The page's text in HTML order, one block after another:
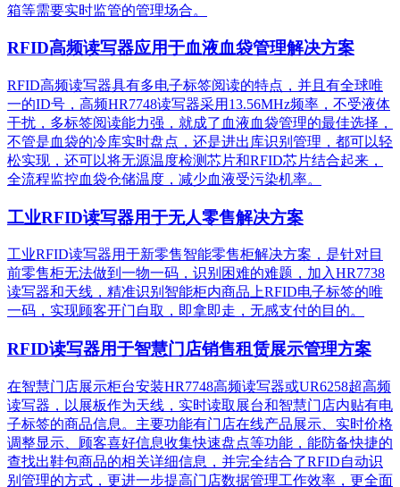
箱等需要实时监管的管理场合。
RFID高频读写器应用于血液血袋管理解决方案
RFID高频读写器具有多电子标签阅读的特点，并且有全球唯
一的ID号，高频HR7748读写器采用13.56MHz频率，不受液体
干扰，多标签阅读能力强，就成了血液血袋管理的最佳选择，
不管是血袋的冷库实时盘点，还是进出库识别管理，都可以轻
松实现，还可以将无源温度检测芯片和RFID芯片结合起来，
全流程监控血袋仓储温度，减少血液受污染机率。
工业RFID读写器用于无人零售解决方案
工业RFID读写器用于新零售智能零售柜解决方案，是针对目
前零售柜无法做到一物一码，识别困难的难题，加入HR7738
读写器和天线，精准识别​智能柜内商品上RFID电子标签的唯
一码，实现顾客开门自取，即拿即走，无感支付的目的。
RFID读写器用于智慧门店销售租赁展示管理方案
在智慧门店展示柜台安装HR7748高频读写器或UR6258超高频
读写器，以展板作为天线，实时读取展台和智慧门店内贴有电
子标签的商品信息。主要功能有门店在线产品展示、实时价格
调整显示、顾客喜好信息收集快速盘点等功能，能防备快捷的
查找出鞋包商品的相关详细信息，并完全结合了RFID自动识
别管理的方式，更进一步提高门店数据管理工作效率，更全面